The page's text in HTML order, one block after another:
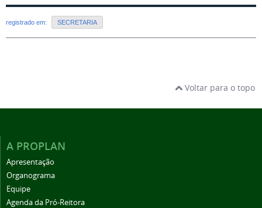
registrado em: SECRETARIA
Voltar para o topo
A PROPLAN
Apresentação
Organograma
Equipe
Agenda da Pró-Reitora